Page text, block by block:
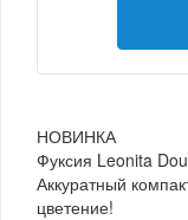
НОВИНКА
Фуксия Leonita
Аккуратный
цветение!